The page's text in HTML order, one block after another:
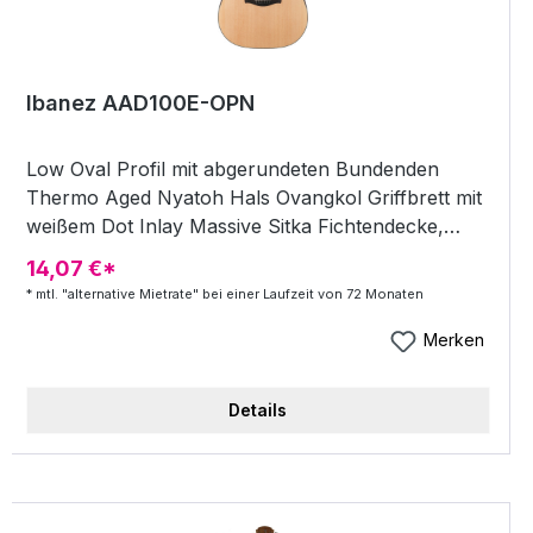
Ibanez AAD100E-OPN
Low Oval Profil mit abgerundeten Bundenden
Thermo Aged Nyatoh Hals Ovangkol Griffbrett mit
weißem Dot Inlay Massive Sitka Fichtendecke,
Okoume Boden &amp; Zargen Chrome Die-cast
Mechaniken (18:1 gear ratio) Ovangkol Scalloped
Magnetic und Contact Tonabnehmer Ibanez
SPEZIFIKATIONEN Hals Low Oval Grip mit
Dovetail Position des Übergangs 14. Bund
14,07 €*
* mtl. "alternative Mietrate" bei einer Laufzeit von 72 Monaten
Merken
Details